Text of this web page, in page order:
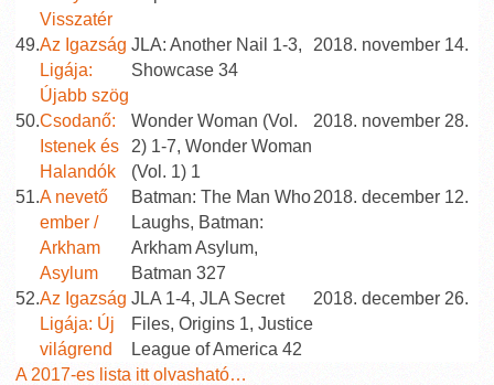
Visszatér
49.Az Igazság
Ligája:
Újabb szög
JLA: Another Nail 1-3,
Showcase 34
2018. november 14.
50.Csodanő:
Istenek és
Halandók
Wonder Woman (Vol.
2) 1-7, Wonder Woman
(Vol. 1) 1
2018. november 28.
51.A nevető
ember /
Arkham
Asylum
Batman: The Man Who
Laughs, Batman:
Arkham Asylum,
Batman 327
2018. december 12.
52.Az Igazság
Ligája: Új
világrend
JLA 1-4, JLA Secret
Files, Origins 1, Justice
League of America 42
2018. december 26.
A 2017-es lista itt olvasható…